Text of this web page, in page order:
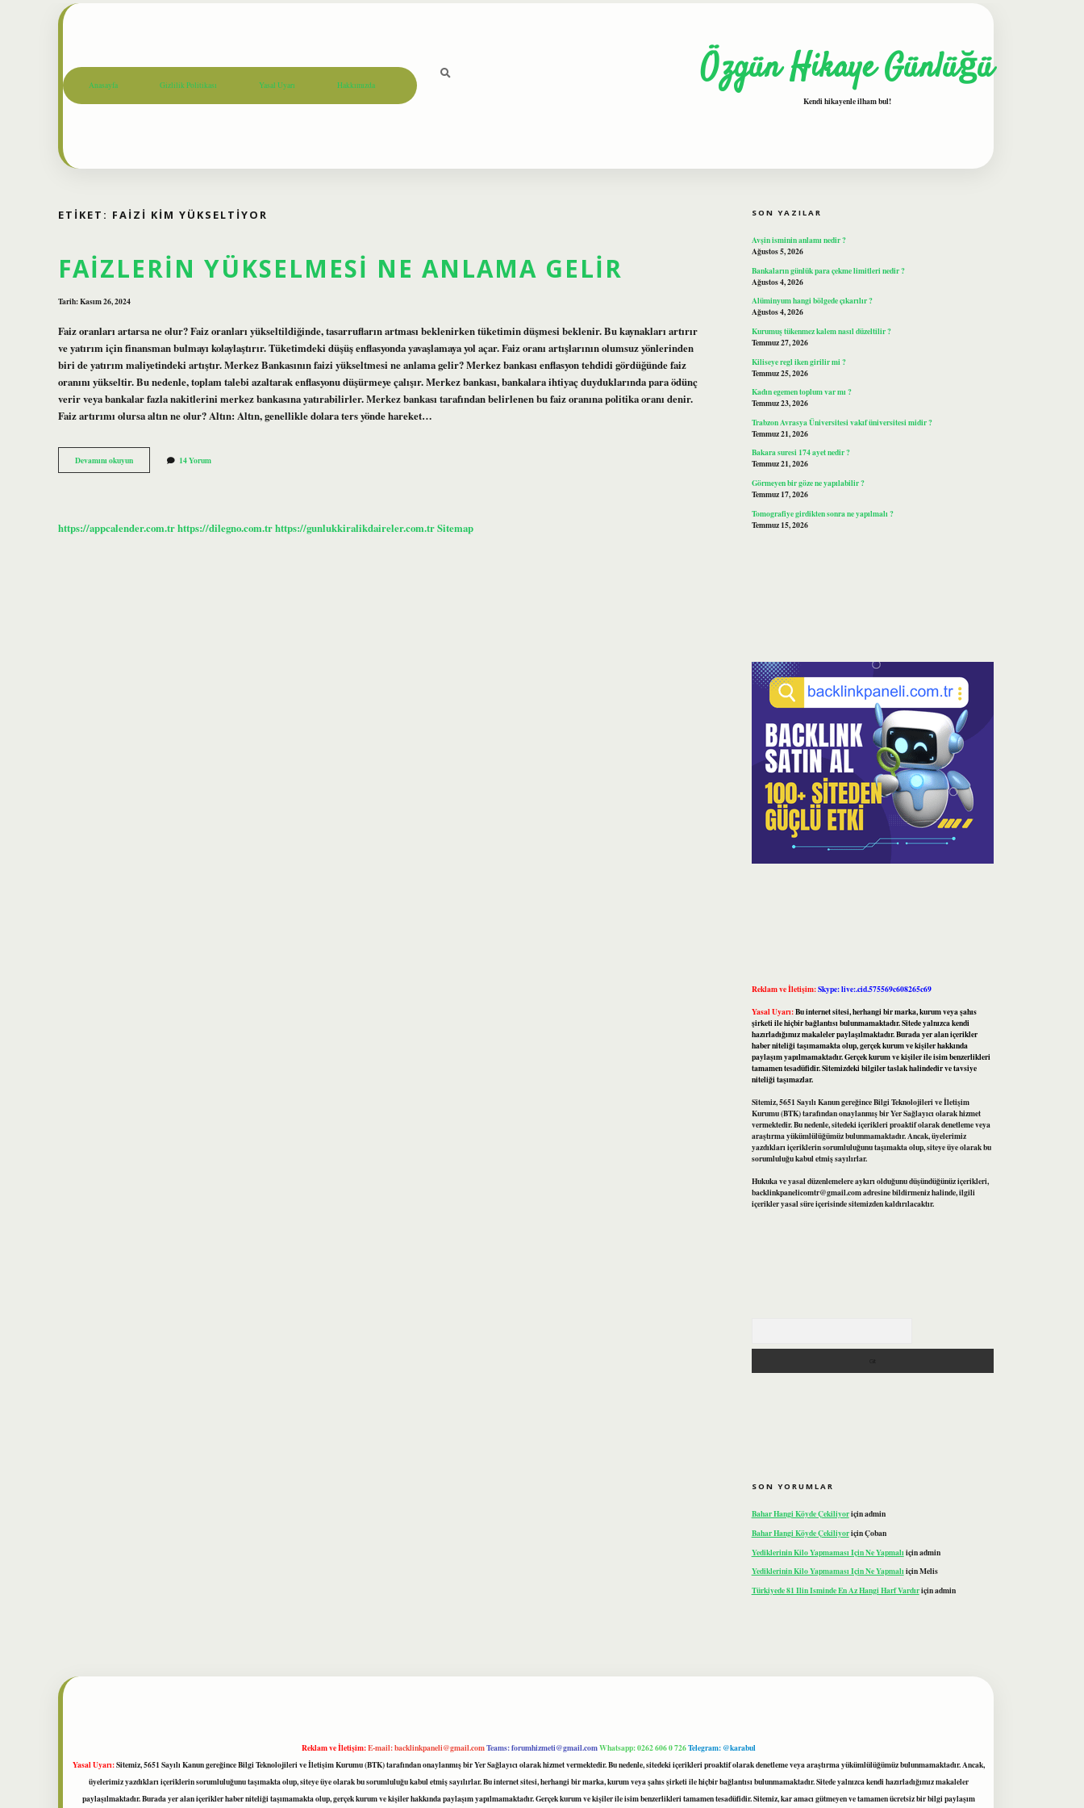
Anasayfa Gizlilik Politikası Yasal Uyarı Hakkımızda Özgün Hikaye Günlüğü
Kendi hikayenle ilham bul!
ETIKET: FAIZI KIM YÜKSELTIYOR
FAIZLERIN YÜKSELMESI NE ANLAMA GELIR
Tarih: Kasım 26, 2024
Faiz oranları artarsa ne olur? Faiz oranları yükseltildiğinde, tasarrufların artması beklenirken tüketimin düşmesi beklenir. Bu kaynakları artırır
ve yatırım için finansman bulmayı kolaylaştırır. Tüketimdeki düşüş enflasyonda yavaşlamaya yol açar. Faiz oranı artışlarının olumsuz yönlerinden
biri de yatırım maliyetindeki artıştır. Merkez Bankasının faizi yükseltmesi ne anlama gelir? Merkez bankası enflasyon tehdidi gördüğünde faiz
oranını yükseltir. Bu nedenle, toplam talebi azaltarak enflasyonu düşürmeye çalışır. Merkez bankası, bankalara ihtiyaç duyduklarında para ödünç
verir veya bankalar fazla nakitlerini merkez bankasına yatırabilirler. Merkez bankası tarafından belirlenen bu faiz oranına politika oranı denir.
Faiz artırımı olursa altın ne olur? Altın: Altın, genellikle dolara ters yönde hareket…
Devamını okuyunFaizlerin
Yükselmesi
14 Yorum
https://appcalender.com.trhttps://dilegno.com.trhttps://gunlukkiralikdaireler.com.trSitemap
SON YAZILAR
Avşin isminin anlamı nedir ?
Ağustos 5, 2026
Bankaların günlük para çekme limitleri nedir ?
Ağustos 4, 2026
Alüminyum hangi bölgede çıkarılır ?
Ağustos 4, 2026
Kurumuş tükenmez kalem nasıl düzeltilir ?
Temmuz 27, 2026
Kiliseye regl iken girilir mi ?
Temmuz 25, 2026
Kadın egemen toplum var mı ?
Temmuz 23, 2026
Trabzon Avrasya Üniversitesi vakıf üniversitesi midir ?
Temmuz 21, 2026
Bakara suresi 174 ayet nedir ?
Temmuz 21, 2026
Görmeyen bir göze ne yapılabilir ?
Temmuz 17, 2026
Tomografiye girdikten sonra ne yapılmalı ?
Temmuz 15, 2026
Reklam ve İletişim:Skype: live:.cid.575569c608265c69
Yasal Uyarı:Bu internet sitesi, herhangi bir marka, kurum veya şahıs
şirketi ile hiçbir bağlantısı bulunmamaktadır. Sitede yalnızca kendi
hazırladığımız makaleler paylaşılmaktadır. Burada yer alan içerikler
haber niteliği taşımamakta olup, gerçek kurum ve kişiler hakkında
paylaşım yapılmamaktadır. Gerçek kurum ve kişiler ile isim benzerlikleri
tamamen tesadüfidir. Sitemizdeki bilgiler taslak halindedir ve tavsiye
niteliği taşımazlar.
Sitemiz, 5651 Sayılı Kanun gereğince Bilgi Teknolojileri ve İletişim
Kurumu (BTK) tarafından onaylanmış bir Yer Sağlayıcı olarak hizmet
vermektedir. Bu nedenle, sitedeki içerikleri proaktif olarak denetleme veya
araştırma yükümlülüğümüz bulunmamaktadır. Ancak, üyelerimiz
yazdıkları içeriklerin sorumluluğunu taşımakta olup, siteye üye olarak bu
sorumluluğu kabul etmiş sayılırlar.
Hukuka ve yasal düzenlemelere aykırı olduğunu düşündüğünüz içerikleri,
backlinkpanelicomtr@gmail.comadresine bildirmeniz halinde, ilgili
içerikler yasal süre içerisinde sitemizden kaldırılacaktır.
SON YORUMLAR
Bahar Hangi Köyde Çekiliyoriçinadmin
Bahar Hangi Köyde ÇekiliyoriçinÇoban
Yediklerinin Kilo Yapmaması Için Ne Yapmalı içinadmin
Yediklerinin Kilo Yapmaması Için Ne YapmalıiçinMelis
Türkiyede 81 Ilin Isminde En Az Hangi Harf Vardıriçinadmin
Reklam ve İletişim:E-mail:backlinkpaneli@gmail.comTeams:forumhizmeti@gmail.comWhatsapp: 0262 606 0 726Telegram: @karabul
Yasal Uyarı:Sitemiz, 5651 Sayılı Kanun gereğince Bilgi Teknolojileri ve İletişim Kurumu (BTK) tarafından onaylanmış bir Yer Sağlayıcı olarak hizmet vermektedir. Bu nedenle, sitedeki içerikleri proaktif olarak denetleme veya araştırma yükümlülüğümüz bulunmamaktadır. Ancak,
üyelerimiz yazdıkları içeriklerin sorumluluğunu taşımakta olup, siteye üye olarak bu sorumluluğu kabul etmiş sayılırlar. Bu internet sitesi, herhangi bir marka, kurum veya şahıs şirketi ile hiçbir bağlantısı bulunmamaktadır. Sitede yalnızca kendi hazırladığımız makaleler
paylaşılmaktadır. Burada yer alan içerikler haber niteliği taşımamakta olup, gerçek kurum ve kişiler hakkında paylaşım yapılmamaktadır. Gerçek kurum ve kişiler ile isim benzerlikleri tamamen tesadüfidir. Sitemiz, kar amacı gütmeyen ve tamamen ücretsiz bir bilgi paylaşım